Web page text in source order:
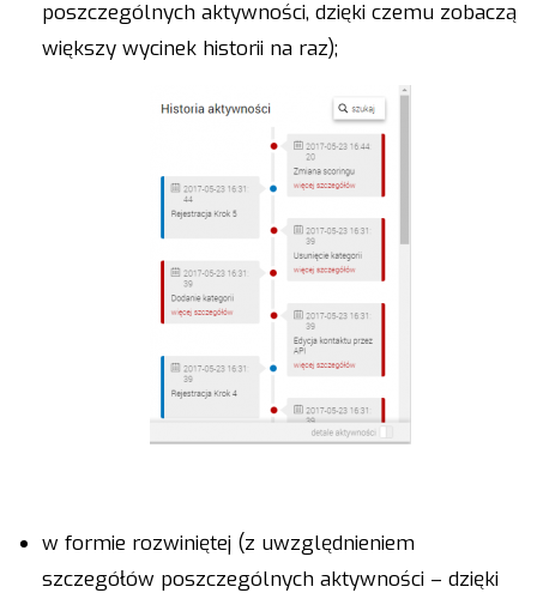
poszczególnych aktywności, dzięki czemu zobaczą
większy wycinek historii na raz);
w formie rozwiniętej (z uwzględnieniem
szczegółów poszczególnych aktywności – dzięki